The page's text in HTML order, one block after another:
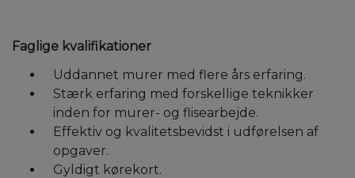
Faglige kvalifikationer
Uddannet murer med flere års erfaring.
Stærk erfaring med forskellige teknikker
inden for murer- og flisearbejde.
Effektiv og kvalitetsbevidst i udførelsen af
opgaver.
Gyldigt kørekort.